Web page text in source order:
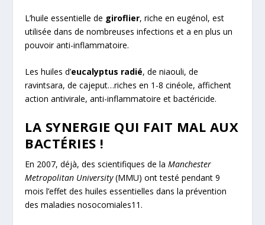
L’huile essentielle de giroflier, riche en eugénol, est
utilisée dans de nombreuses infections et a en plus un
pouvoir anti-inflammatoire.
Les huiles d’eucalyptus radié, de niaouli, de
ravintsara, de cajeput…riches en 1-8 cinéole, affichent
action antivirale, anti-inflammatoire et bactéricide.
LA SYNERGIE QUI FAIT MAL AUX
BACTÉRIES !
En 2007, déjà, des scientifiques de laManchester
Metropolitan University(MMU) ont testé pendant 9
mois l’effet des huiles essentielles dans la prévention
des maladies nosocomiales11.